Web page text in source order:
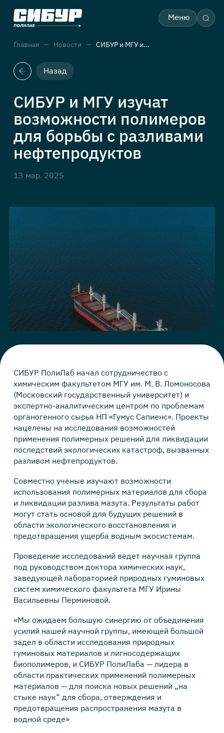
Меню
Главная Новости СИБУР и МГУ изучат возможности полимеров для борьбы с разливами нефтепродуктов
Назад
СИБУР и МГУ изучат
возможности полимеров
для борьбы с разливами
нефтепродуктов
13 мар. 2025
СИБУР ПолиЛаб начал сотрудничество с
химическим факультетом МГУ им. М. В. Ломоносова
(Московский государственный университет) и
экспертно-аналитическим центром по проблемам
органогенного сырья НП «Гумус Сапиенс». Проекты
нацелены на исследования возможностей
применения полимерных решений для ликвидации
последствий экологических катастроф, вызванных
разливом нефтепродуктов.
Совместно ученые изучают возможности
использования полимерных материалов для сбора
и ликвидации разлива мазута. Результаты работ
могут стать основой для будущих решений в
области экологического восстановления и
предотвращения ущерба водным экосистемам.
Проведение исследований ведет научная группа
под руководством доктора химических наук,
заведующей лабораторией природных гуминовых
систем химического факультета МГУ Ирины
Васильевны Перминовой.
«Мы ожидаем большую синергию от объединения
усилий нашей научной группы, имеющей большой
задел в области исследования природных
гуминовых материалов и лигносодержащих
биополимеров, и СИБУР ПолиЛаба — лидера в
области практических применений полимерных
материалов — для поиска новых решений „на
стыке наук“ для сбора, отверждения и
предотвращения распространения мазута в
водной среде»